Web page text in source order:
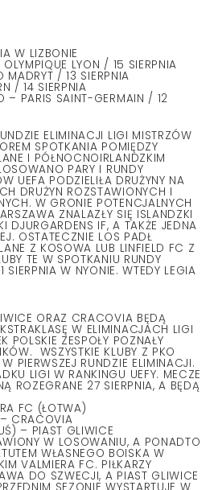
W LIZBONIE
LYON / 15 SIERPNIA
MADRYT / 13 SIERPNIA
/ 14 SIERPNIA
– PARIS SAINT-GERMAIN / 12
ELIMINACJI LIGI MISTRZÓW
SPOTKANIA POMIĘDZY
I PÓŁNOCNOIRLANDZKIM
PARY I RUNDY
UEFA PODZIELIŁA DRUŻYNY NA
DRUŻYN ROZSTAWIONYCH I
W GRONIE POTENCJALNYCH
ZNALAZŁY SIĘ ISLANDZKI
DJURGARDENS IF, A TAKŻE JEDNA
OSTATECZNIE LOS PADŁ
Z KOSOWA LUB LINFIELD FC Z
TE W SPOTKANIU RUNDY
SIERPNIA W NYONIE. WTEDY LEGIA
ORAZ CRACOVIA BĘDĄ
W ELIMINACJACH LIGI
POLSKIE ZESPOŁY POZNAŁY
WSZYSTKIE KLUBY Z PKO
PIERWSZEJ RUNDZIE ELIMINACJI.
LIGI W RANKINGU UEFY. MECZE
ROZEGRANE 27 SIERPNIA, A BĘDĄ
FC (ŁOTWA)
CRACOVIA
– PIAST GLIWICE
W LOSOWANIU, A PONADTO
WŁASNEGO BOISKA W
VALMIERA FC. PIŁKARZY
DO SZWECJI, A PIAST GLIWICE